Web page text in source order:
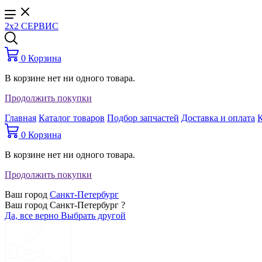
2x2 СЕРВИС
0 Корзина
В корзине нет ни одного товара.
Продолжить покупки
Главная Каталог товаров Подбор запчастей Доставка и оплата
0 Корзина
В корзине нет ни одного товара.
Продолжить покупки
Ваш город Санкт-Петербург
Ваш город Санкт-Петербург ?
Да, все верно Выбрать другой